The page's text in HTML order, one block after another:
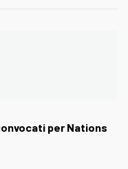
per Nations